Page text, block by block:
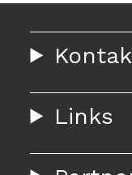
Links